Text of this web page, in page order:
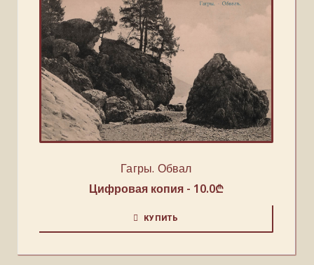
Гагры. Обвал
Цифровая копия - 10.0₾
КУПИТЬ